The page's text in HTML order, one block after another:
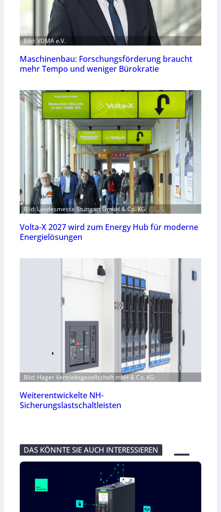
Bild: VDMA e.V.
Maschinenbau: Forschungsförderung braucht
mehr Tempo und weniger Bürokratie
Bild: Landesmesse Stuttgart GmbH & Co. KG
Volta-X 2027 wird zum Energy Hub für moderne
Energielösungen
Bild: Hager Vertriebsgesellschaft mbH & Co. KG
Weiterentwickelte NH-
Sicherungslastschaltleisten
DAS KÖNNTE SIE AUCH INTERESSIEREN